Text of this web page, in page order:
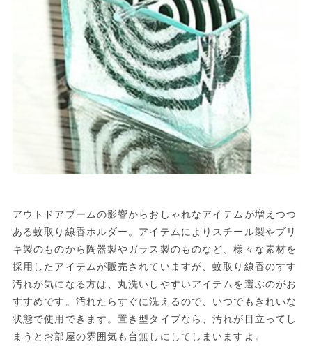
アウトドアブームの影響からおしゃれなアイテムが増えつつ
ある蚊取り線香ホルダー。アイテムによりスチール製やブリ
キ製のものから陶器製やガラス製のものなど、様々な素材を
採用したアイテムが販売されていますが、蚊取り線香のすす
汚れが気になる方は、丸洗いしやすいアイテムを選ぶのがお
すすめです。汚れたらすぐに洗えるので、いつでもきれいな
状態で使用できます。置き型タイプなら、汚れが目立ってし
まうとお部屋の雰囲気も台無しにしてしまいますよ。